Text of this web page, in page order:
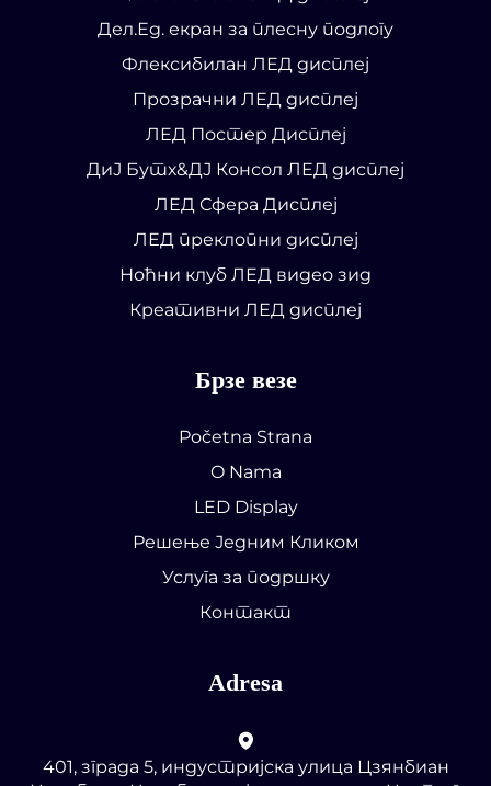
Дел.Ед. екран за плесну подлогу
Флексибилан ЛЕД дисплеј
Прозрачни ЛЕД дисплеј
ЛЕД Постер Дисплеј
ДиЈ Бутх&ДЈ Консол ЛЕД дисплеј
ЛЕД Сфера Дисплеј
ЛЕД преклопни дисплеј
Ноћни клуб ЛЕД видео зид
Креативни ЛЕД дисплеј
Брзе везе
Početna Strana
O Nama
LED Display
Решење Једним Кликом
Услуга за подршку
Контакт
Adresa
401, зграда 5, индустријска улица Цзянбиан